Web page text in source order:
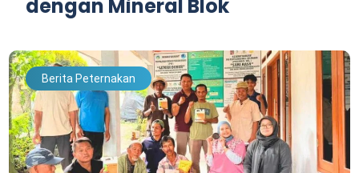
dengan Mineral Blok
Berita Peternakan